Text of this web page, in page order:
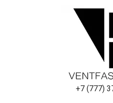
+7 (777)